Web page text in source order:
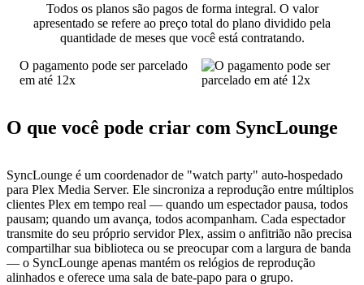
Todos os planos são pagos de forma integral. O valor
apresentado se refere ao preço total do plano dividido pela
quantidade de meses que você está contratando.
O pagamento pode ser parcelado
em até 12x
O que você pode criar com SyncLounge
SyncLounge é um coordenador de "watch party" auto-hospedado
para Plex Media Server. Ele sincroniza a reprodução entre múltiplos
clientes Plex em tempo real — quando um espectador pausa, todos
pausam; quando um avança, todos acompanham. Cada espectador
transmite do seu próprio servidor Plex, assim o anfitrião não precisa
compartilhar sua biblioteca ou se preocupar com a largura de banda
— o SyncLounge apenas mantém os relógios de reprodução
alinhados e oferece uma sala de bate-papo para o grupo.